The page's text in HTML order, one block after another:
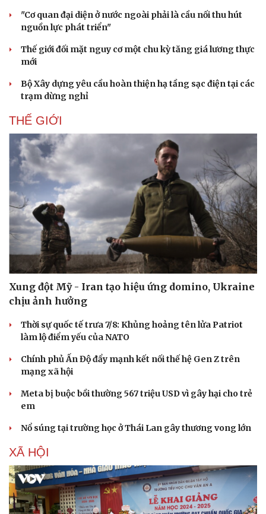
Lịch thi đấu bóng đá
Thế giới thể thao
Hậu trường
Xe máy
"Cơ quan đại diện ở nước ngoài phải là cầu nối thu hút
nguồn lực phát triển"
Thế giới đối mặt nguy cơ một chu kỳ tăng giá lương thực
mới
Bộ Xây dựng yêu cầu hoàn thiện hạ tầng sạc điện tại các
trạm dừng nghỉ
THẾ GIỚI
Xung đột Mỹ - Iran tạo hiệu ứng domino, Ukraine
chịu ảnh hưởng
Thời sự quốc tế trưa 7/8: Khủng hoảng tên lửa Patriot
làm lộ điểm yếu của NATO
Chính phủ Ấn Độ đẩy mạnh kết nối thế hệ Gen Z trên
mạng xã hội
Meta bị buộc bồi thường 567 triệu USD vì gây hại cho trẻ
em
Nổ súng tại trường học ở Thái Lan gây thương vong lớn
XÃ HỘI